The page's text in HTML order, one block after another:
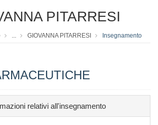
PITARRESI
... GIOVANNA PITARRESI Insegnamento
relativi all'insegnamento